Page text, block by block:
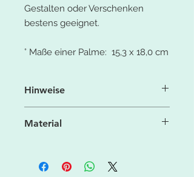
Gestalten oder Verschenken
bestens geeignet.
° Maße einer Palme: 15,3 x 18,0 cm
Hinweise
Bildschirmeinstellung können die
abweichen.
Material
° feste Filzqualität